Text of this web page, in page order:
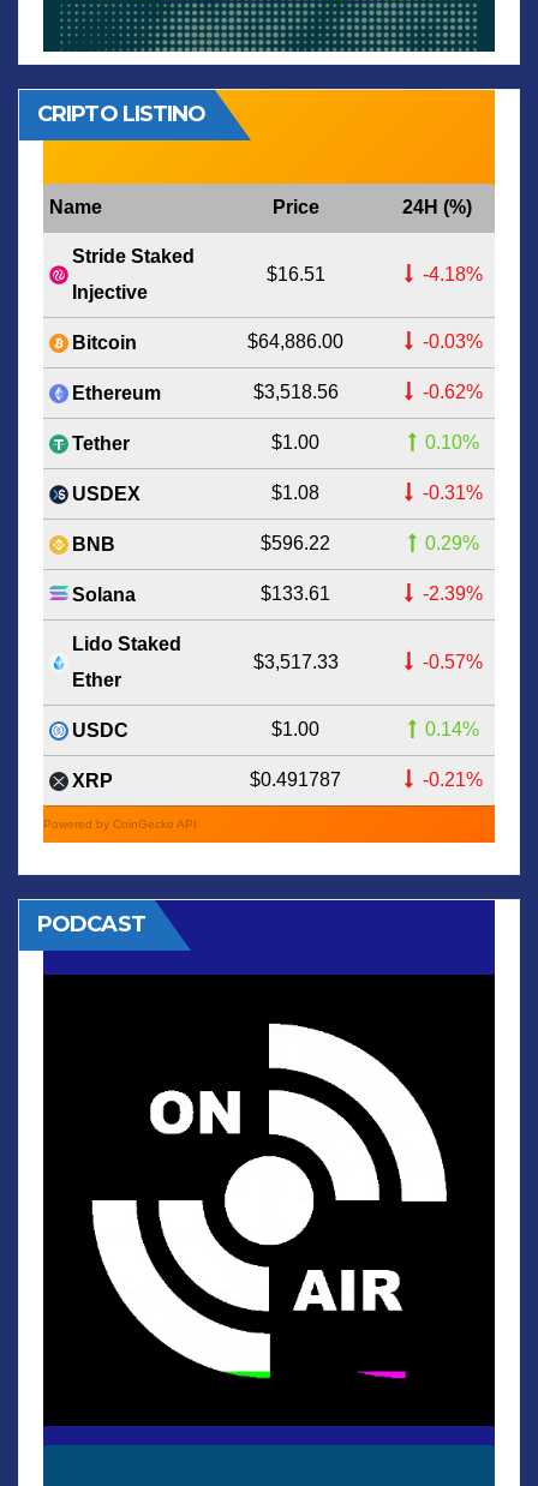
CRIPTO LISTINO
Name Price 24H (%)
Stride Staked
Injective
$16.51 -4.18%
Bitcoin $64,886.00 -0.03%
Ethereum $3,518.56 -0.62%
Tether $1.00 0.10%
USDEX $1.08 -0.31%
BNB $596.22 0.29%
Solana $133.61 -2.39%
Lido Staked
Ether
$3,517.33 -0.57%
USDC $1.00 0.14%
XRP $0.491787 -0.21%
Powered by CoinGecko API
PODCAST